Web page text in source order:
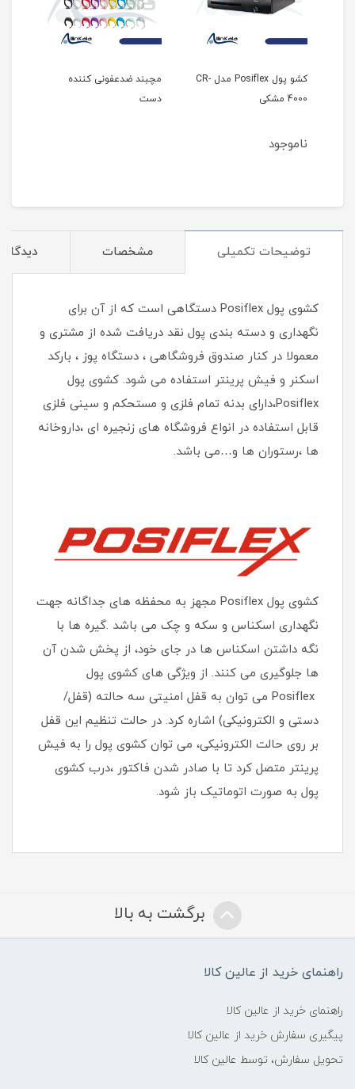
کشو پول Posiflex مدل CR-
4000 مشکی
ناموجود
مچبند ضدعفونی کننده
دست
توضیحات تکمیلی مشخصات
کشوی پول Posiflex دستگاهی است که از آن برای
نگهداری و دسته بندی پول نقد دریافت شده از مشتری و
معمولا در کنار صندوق فروشگاهی ، دستگاه پوز ، بارکد
اسکنر و فیش پرینتر استفاده می شود. کشوی پول
Posiflex،دارای بدنه تمام فلزی و مستحکم و سینی فلزی
قابل استفاده در انواع فروشگاه های زنجیره ای ،داروخانه
ها ،رستوران ها و…می باشد.
کشوی پول Posiflex مجهز به محفظه های جداگانه جهت
نگهداری اسکناس و سکه و چک می باشد .گیره ها با
نگه داشتن اسکناس ها در جای خود، از پخش شدن آن
ها جلوگیری می کنند. از ویژگی های کشوی پول
Posiflex می توان به قفل امنیتی سه حالته (قفل/
دستی و الکترونیکی) اشاره کرد. در حالت تنظیم این قفل
بر روی حالت الکترونیکی، می توان کشوی پول را به فیش
پرینتر متصل کرد تا با صادر شدن فاکتور ،درب کشوی
پول به صورت اتوماتیک باز شود.
برگشت به بالا
راهنمای خرید از عالین کالا
راهنمای خرید از عالین کالا
پیگیری سفارش خرید از عالین کالا
تحویل سفارش، توسط عالین کالا